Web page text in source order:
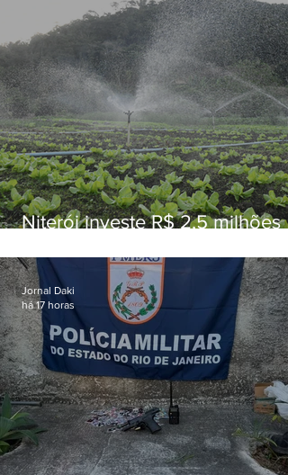
Niterói investe R$ 2,5 milhões
familiar para merenda escolar
Jornal Daki
há 17 horas